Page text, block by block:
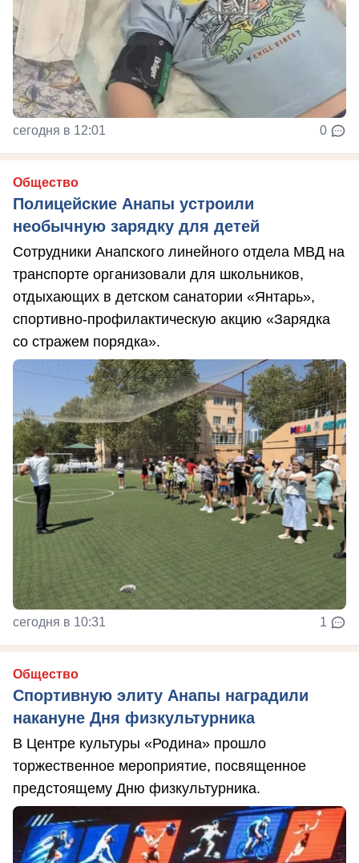
сегодня в 12:01 0
Общество
Полицейские Анапы устроили
необычную зарядку для детей
Сотрудники Анапского линейного отдела МВД на
транспорте организовали для школьников,
отдыхающих в детском санатории «Янтарь»,
спортивно-профилактическую акцию «Зарядка
со стражем порядка».
сегодня в 10:31 1
Общество
Спортивную элиту Анапы наградили
накануне Дня физкультурника
В Центре культуры «Родина» прошло
торжественное мероприятие, посвященное
предстоящему Дню физкультурника.